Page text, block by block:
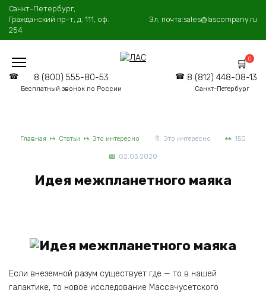
Перейти
содержанию
Санкт-Петербург,
Гражданский пр-т, д. 111, оф.
254
Эл. почта:sales@lascompany.ru
8 (800) 555-80-53
Бесплатный звонок по России
8 (812) 448-08-13
Санкт-Петербург
0
Главная Статьи Это интересно Это интересно 150
02.03.2020
Идея межпланетного маяка
Если внеземной разум существует где — то в нашей
галактике, то новое исследование Массачусетского